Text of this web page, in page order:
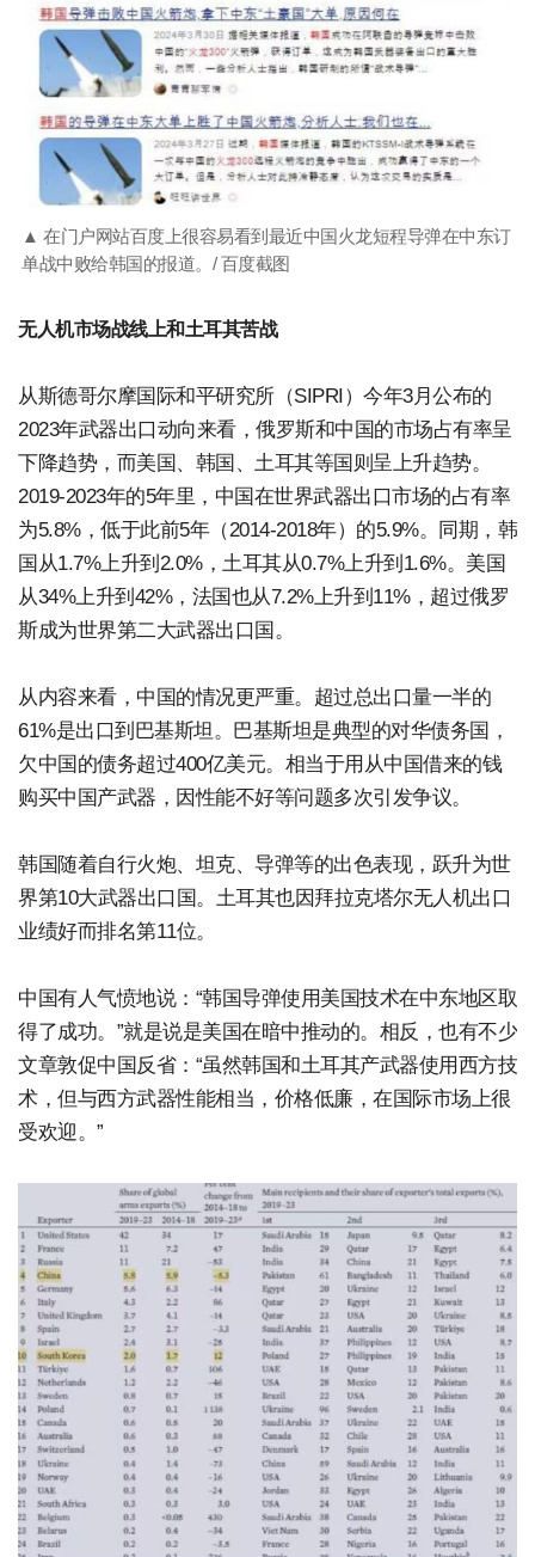
▲ 在门户网站百度上很容易看到最近中国火龙短程导弹在中东订
单战中败给韩国的报道。/ 百度截图
无人机市场战线上和土耳其苦战
从斯德哥尔摩国际和平研究所（SIPRI）今年3月公布的
2023年武器出口动向来看，俄罗斯和中国的市场占有率呈
下降趋势，而美国、韩国、土耳其等国则呈上升趋势。
2019-2023年的5年里，中国在世界武器出口市场的占有率
为5.8%，低于此前5年（2014-2018年）的5.9%。同期，韩
国从1.7%上升到2.0%，土耳其从0.7%上升到1.6%。美国
从34%上升到42%，法国也从7.2%上升到11%，超过俄罗
斯成为世界第二大武器出口国。
从内容来看，中国的情况更严重。超过总出口量一半的
61%是出口到巴基斯坦。巴基斯坦是典型的对华债务国，
欠中国的债务超过400亿美元。相当于用从中国借来的钱
购买中国产武器，因性能不好等问题多次引发争议。
韩国随着自行火炮、坦克、导弹等的出色表现，跃升为世
界第10大武器出口国。土耳其也因拜拉克塔尔无人机出口
业绩好而排名第11位。
中国有人气愤地说：“韩国导弹使用美国技术在中东地区取
得了成功。”就是说是美国在暗中推动的。相反，也有不少
文章敦促中国反省：“虽然韩国和土耳其产武器使用西方技
术，但与西方武器性能相当，价格低廉，在国际市场上很
受欢迎。”